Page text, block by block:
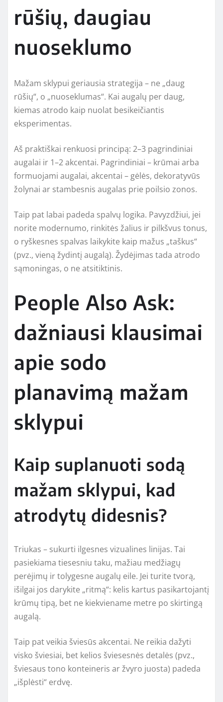
rūšių, daugiau
nuoseklumo
Mažam sklypui geriausia strategija – ne „daug
rūšių“, o „nuoseklumas“. Kai augalų per daug,
kiemas atrodo kaip nuolat besikeičiantis
eksperimentas.
Aš praktiškai renkuosi principą: 2–3 pagrindiniai
augalai ir 1–2 akcentai. Pagrindiniai – krūmai arba
formuojami augalai, akcentai – gėlės, dekoratyvūs
žolynai ar stambesnis augalas prie poilsio zonos.
Taip pat labai padeda spalvų logika. Pavyzdžiui, jei
norite modernumo, rinkitės žalius ir pilkšvus tonus,
o ryškesnes spalvas laikykite kaip mažus „taškus“
(pvz., vieną žydintį augalą). Žydėjimas tada atrodo
sąmoningas, o ne atsitiktinis.
People Also Ask:
dažniausi klausimai
apie sodo
planavimą mažam
sklypui
Kaip suplanuoti sodą
mažam sklypui, kad
atrodytų didesnis?
Triukas – sukurti ilgesnes vizualines linijas. Tai
pasiekiama tiesesniu taku, mažiau medžiagų
perėjimų ir tolygesne augalų eile. Jei turite tvorą,
išilgai jos darykite „ritmą“: kelis kartus pasikartojantį
krūmų tipą, bet ne kiekviename metre po skirtingą
augalą.
Taip pat veikia šviesūs akcentai. Ne reikia dažyti
visko šviesiai, bet kelios šviesesnės detalės (pvz.,
šviesaus tono konteineris ar žvyro juosta) padeda
„išplėsti“ erdvę.